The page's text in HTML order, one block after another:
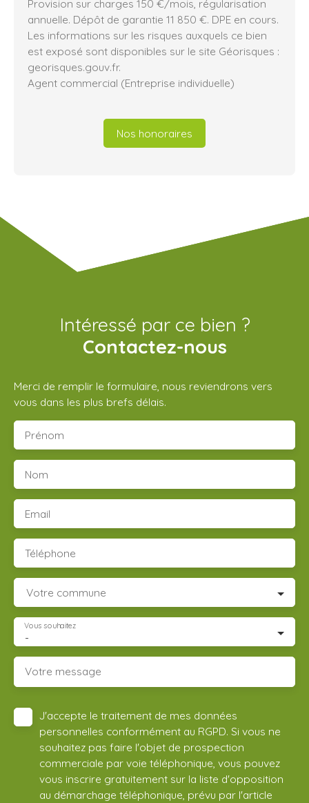
Provision sur charges 150 €/mois, régularisation
annuelle. Dépôt de garantie 11 850 €. DPE en cours.
Les informations sur les risques auxquels ce bien
est exposé sont disponibles sur le site Géorisques :
georisques.gouv.fr.
Agent commercial (Entreprise individuelle)
Nos honoraires
Intéressé par ce bien ?
Contactez-nous
Merci de remplir le formulaire, nous reviendrons vers
vous dans les plus brefs délais.
Prénom
Nom
Email
Téléphone
Votre commune
-
Vous souhaitez
Votre message
J'accepte le traitement de mes données
personnelles conformément au RGPD. Si vous ne
souhaitez pas faire l'objet de prospection
commerciale par voie téléphonique, vous pouvez
vous inscrire gratuitement sur la liste d'opposition
au démarchage téléphonique, prévu par l'article